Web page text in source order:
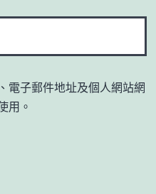
電子郵件地址及個人網站網
用。